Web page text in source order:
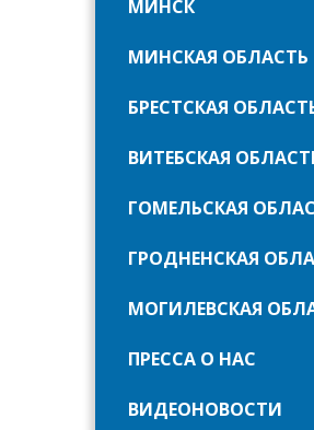
МИНСК
МИНСКАЯ ОБЛАСТЬ
БРЕСТСКАЯ
ВИТЕБСКАЯ
ГОМЕЛЬСКАЯ
ГРОДНЕНСКАЯ
МОГИЛЕВСКАЯ
ПРЕССА О НАС
ВИДЕОНОВОСТИ